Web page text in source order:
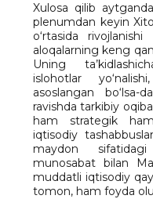
Xulosa qilib
plenumdan keyin
o‘rtasida
aloqalarning keng
Uning
islohotlar
asoslangan
ravishda tarkibiy
ham strategik
iqtisodiy
maydon
munosabat bilan
muddatli iqtisodiy
tomon, ham foyda